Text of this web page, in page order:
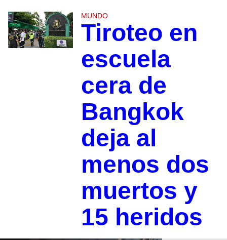
MUNDO
Tiroteo en
escuela
cera de
Bangkok
deja al
menos dos
muertos y
15 heridos